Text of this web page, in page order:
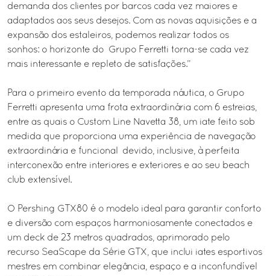
demanda dos clientes por barcos cada vez maiores e
adaptados aos seus desejos. Com as novas aquisições e a
expansão dos estaleiros, podemos realizar todos os
sonhos: o horizonte do Grupo Ferretti torna-se cada vez
mais interessante e repleto de satisfações.”
Para o primeiro evento da temporada náutica, o Grupo
Ferretti apresenta uma frota extraordinária com 6 estreias,
entre as quais o Custom Line Navetta 38, um iate feito sob
medida que proporciona uma experiência de navegação
extraordinária e funcional devido, inclusive, à perfeita
interconexão entre interiores e exteriores e ao seu beach
club extensível.
O Pershing GTX80 é o modelo ideal para garantir conforto
e diversão com espaços harmoniosamente conectados e
um deck de 23 metros quadrados, aprimorado pelo
recurso SeaScape da Série GTX, que inclui iates esportivos
mestres em combinar elegância, espaço e a inconfundível